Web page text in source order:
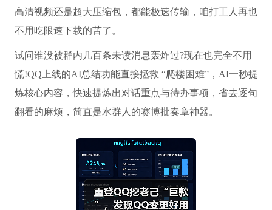
高清视频还是超大压缩包，都能极速传输，咱打工人再也
不用吃限速下载的苦了。
试问谁没被群内几百条未读消息轰炸过?现在也完全不用
慌!QQ上线的AI总结功能直接拯救 “爬楼困难”，AI一秒提
炼核心内容，快速提炼出对话重点与待办事项，省去逐句
翻看的麻烦，简直是水群人的赛博批奏章神器。